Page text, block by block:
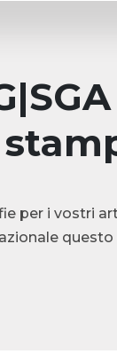
per i vostri